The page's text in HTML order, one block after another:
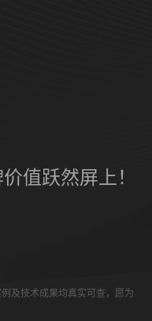
值跃然屏上！
及技术成果均真实可查，愿为